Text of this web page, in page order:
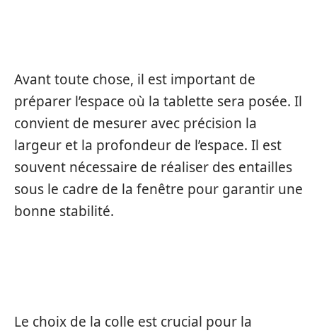
Avant toute chose, il est important de
préparer l’espace où la tablette sera posée. Il
convient de mesurer avec précision la
largeur et la profondeur de l’espace. Il est
souvent nécessaire de réaliser des entailles
sous le cadre de la fenêtre pour garantir une
bonne stabilité.
Le choix de la colle est crucial pour la